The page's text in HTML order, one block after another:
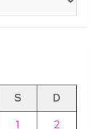
S
D
1
2